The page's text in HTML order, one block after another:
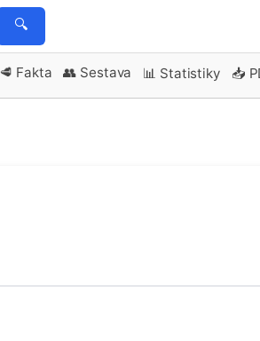
🔍
🥩 Fakta 👥 Sestava 📊 Statistiky 📥